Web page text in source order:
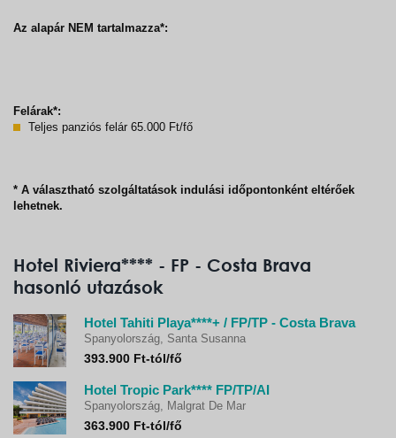
Az alapár NEM tartalmazza*:
Felárak*:
Teljes panziós felár 65.000 Ft/fő
* A választható szolgáltatások indulási időpontonként eltérőek
lehetnek.
Hotel Riviera**** - FP - Costa Brava
hasonló utazások
Hotel Tahiti Playa****+ / FP/TP - Costa Brava
Spanyolország, Santa Susanna
393.900 Ft-tól/fő
Hotel Tropic Park**** FP/TP/AI
Spanyolország, Malgrat De Mar
363.900 Ft-tól/fő